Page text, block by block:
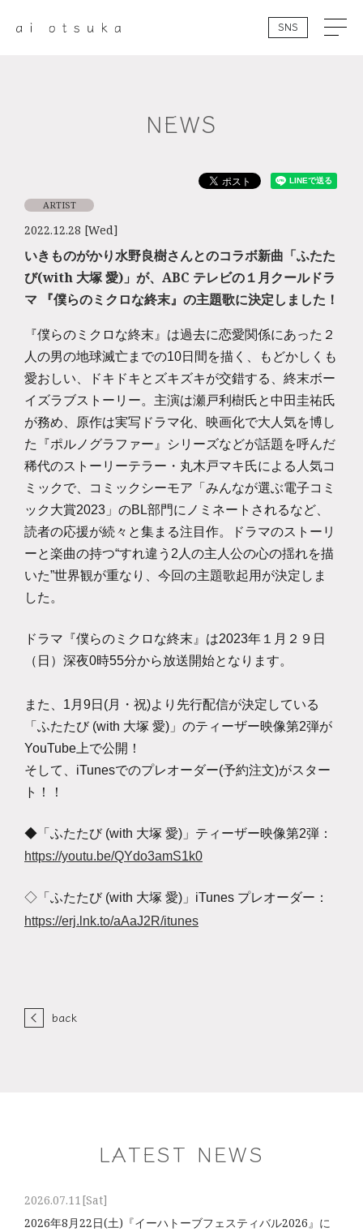
SNS
NEWS
2022.12.28 [Wed]
ARTIST
いきものがかり水野良樹さんとのコラボ新曲「ふたた
び(with 大塚 愛)」が、ABC テレビの１月クールドラ
マ 『僕らのミクロな終末』の主題歌に決定しました！
『僕らのミクロな終末』は過去に恋愛関係にあった２
人の男の地球滅亡までの10日間を描く、もどかしくも
愛おしい、ドキドキとズキズキが交錯する、終末ボー
イズラブストーリー。主演は瀬戸利樹氏と中田圭祐氏
が務め、原作は実写ドラマ化、映画化で大人気を博し
た『ポルノグラファー』シリーズなどが話題を呼んだ
稀代のストーリーテラー・丸木戸マキ氏による人気コ
ミックで、コミックシーモア「みんなが選ぶ電子コミ
ック大賞2023 」のBL部門にノミネートされるなど、
読者の応援が続々と集まる注目作。ドラマのストーリ
ーと楽曲の持つ“すれ違う 2 人の主人公の心の揺れを描
いた”世界観が重なり、今回の主題歌起用が決定しま
した。
ドラマ『僕らのミクロな終末』は2023年１月２９日
（日）深夜0時55分から放送開始となります。
また、1 月 9日 (月・祝)より先行配信が決定している
「ふたたび(with 大塚 愛) 」のティーザー映像第2弾が
YouTube 上で公開！
そして、 iTunesでのプレオーダー(予約注文)がスター
ト！！
◆「ふたたび(with 大塚 愛) 」ティーザー映像第2弾：
https://youtu.be/QYdo3amS1k0
◇「ふたたび(with 大塚 愛) 」 iTunes プレオーダー：
https://erj.lnk.to/aAaJ2R/itunes
back
LATEST NEWS
2026.07.11[Sat]
2026年8⽉22⽇(土)『イーハトーブフェスティバル2026』に